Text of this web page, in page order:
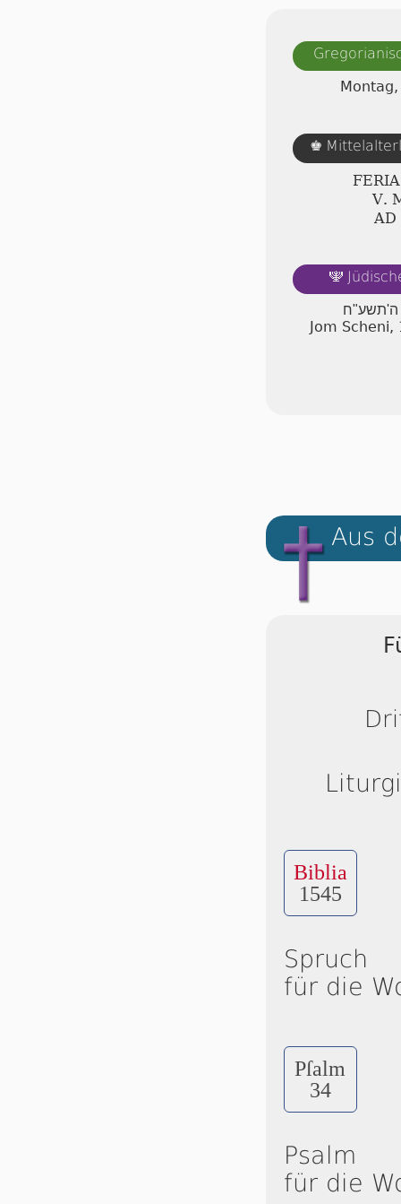
♚
Ⅴ.
🕎
ה'תשע"ח
Jom
Aus
Biblia
1545
Spruch
für die
Pſalm
34
Psalm
für die